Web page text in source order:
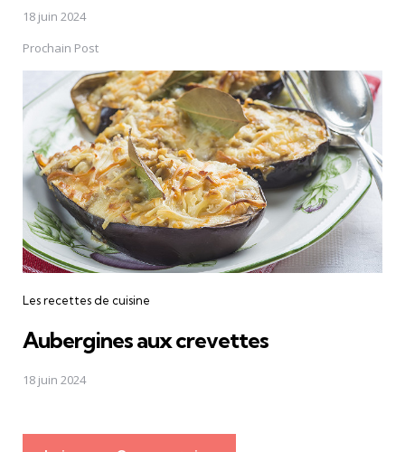
18 juin 2024
Prochain Post
Les recettes de cuisine
Aubergines aux crevettes
18 juin 2024